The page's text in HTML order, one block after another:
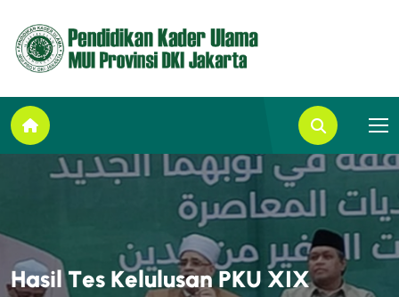
Hasil Tes KelulusanPKU XIX